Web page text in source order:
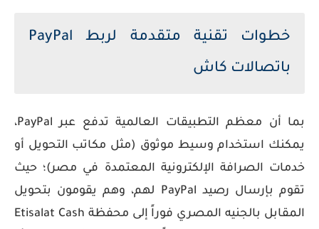
خطوات تقنية متقدمة لربط PayPal
باتصالات كاش
بما أن معظم التطبيقات العالمية تدفع عبرPayPal،
يمكنك استخدام وسيط موثوق (مثل مكاتب التحويل أو
خدمات الصرافة الإلكترونية المعتمدة في مصر)؛ حيث
تقوم بإرسال رصيد PayPal لهم، وهم يقومون بتحويل
المقابل بالجنيه المصري فوراً إلى محفظةEtisalat Cash